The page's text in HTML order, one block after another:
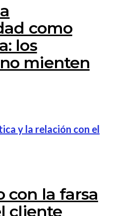
como
los
mienten
con la farsa
cliente